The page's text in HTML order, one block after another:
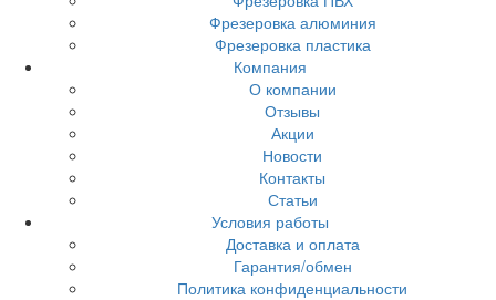
Фрезеровка алюминия
Фрезеровка пластика
Компания
О компании
Отзывы
Акции
Новости
Контакты
Статьи
Условия работы
Доставка и оплата
Гарантия/обмен
Политика конфиденциальности